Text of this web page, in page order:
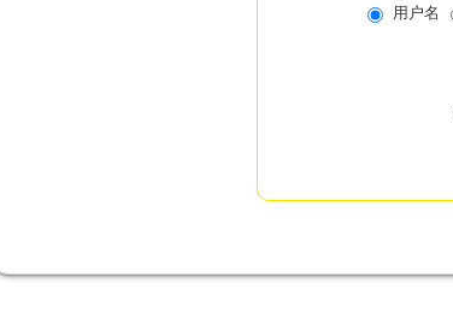
用户名